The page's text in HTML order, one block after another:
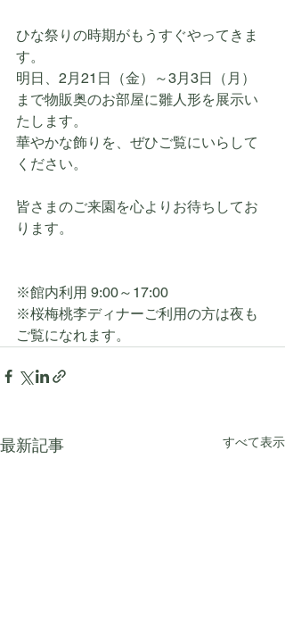
ひな祭りの時期がもうすぐやってきま
す。
明日、2月21日（金）～3月3日（月）
まで物販奥のお部屋に雛人形を展示い
たします。
華やかな飾りを、ぜひご覧にいらして
ください。
皆さまのご来園を心よりお待ちしてお
ります。
※館内利用 9:00～17:00
※桜梅桃李ディナーご利用の方は夜も
ご覧になれます。
最新記事 すべて表示